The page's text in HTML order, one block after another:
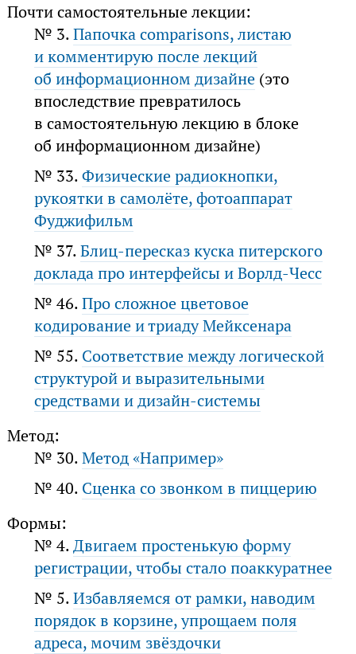
Почти самостоятельные лекции:
№ 3.Папочка comparisons, листаю
и комментирую после лекций
об информационном дизайне (это
впоследствие превратилось
в самостоятельную лекцию в блоке
об информационном дизайне)
№ 33.Физические радиокнопки,
рукоятки в самолёте, фотоаппарат
Фуджифильм
№ 37.Блиц-пересказ куска питерского
доклада про интерфейсы и Ворлд-Чесс
№ 46.Про сложное цветовое
кодирование и триаду Мейксенара
№ 55. Соответствие между логической
структурой и выразительными
средствами и дизайн-системы
Метод:
№ 30.Метод «Например»
№ 40. Сценка со звонком в пиццерию
Формы:
№ 4.Двигаем простенькую форму
регистрации, чтобы стало поаккуратнее
№ 5.Избавляемся от рамки, наводим
порядок в корзине, упрощаем поля
адреса, мочим звёздочки